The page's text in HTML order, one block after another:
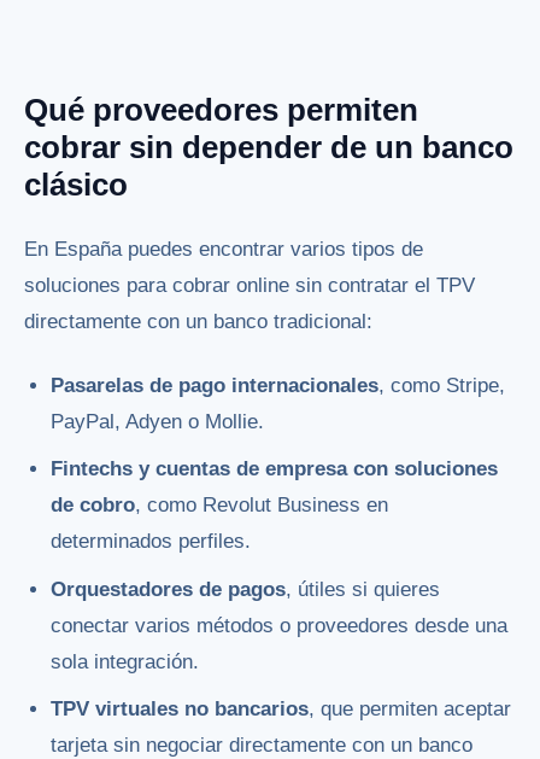
Qué proveedores permiten
cobrar sin depender de un banco
clásico
En España puedes encontrar varios tipos de
soluciones para cobrar online sin contratar el TPV
directamente con un banco tradicional:
Pasarelas de pago internacionales, como Stripe,
PayPal, Adyen o Mollie.
Fintechs y cuentas de empresa con soluciones
de cobro, como Revolut Business en
determinados perfiles.
Orquestadores de pagos, útiles si quieres
conectar varios métodos o proveedores desde una
sola integración.
TPV virtuales no bancarios, que permiten aceptar
tarjeta sin negociar directamente con un banco